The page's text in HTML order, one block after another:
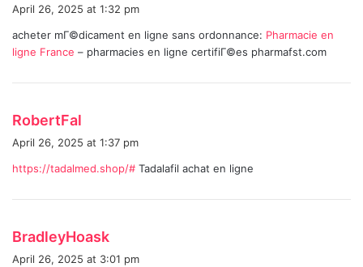
s
:
April 26, 2025 at 1:32 pm
acheter mГ©dicament en ligne sans ordonnance: Pharmacie en
ligne France – pharmacies en ligne certifiГ©es pharmafst.com
RobertFal
a
s
April 26, 2025 at 1:37 pm
https://tadalmed.shop/# Tadalafil achat en ligne
BradleyHoask
a
April 26, 2025 at 3:01 pm